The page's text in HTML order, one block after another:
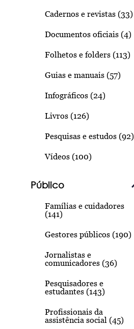
Cadernos e revistas (33)
Documentos oficiais (4)
Folhetos e folders (113)
Guias e manuais (57)
Infográficos (24)
Livros (126)
Pesquisas e estudos (92)
Vídeos (100)
Público
Famílias e cuidadores
(141)
Gestores públicos (190)
Jornalistas e
comunicadores (36)
Pesquisadores e
estudantes (143)
Profissionais da
assistência social (45)